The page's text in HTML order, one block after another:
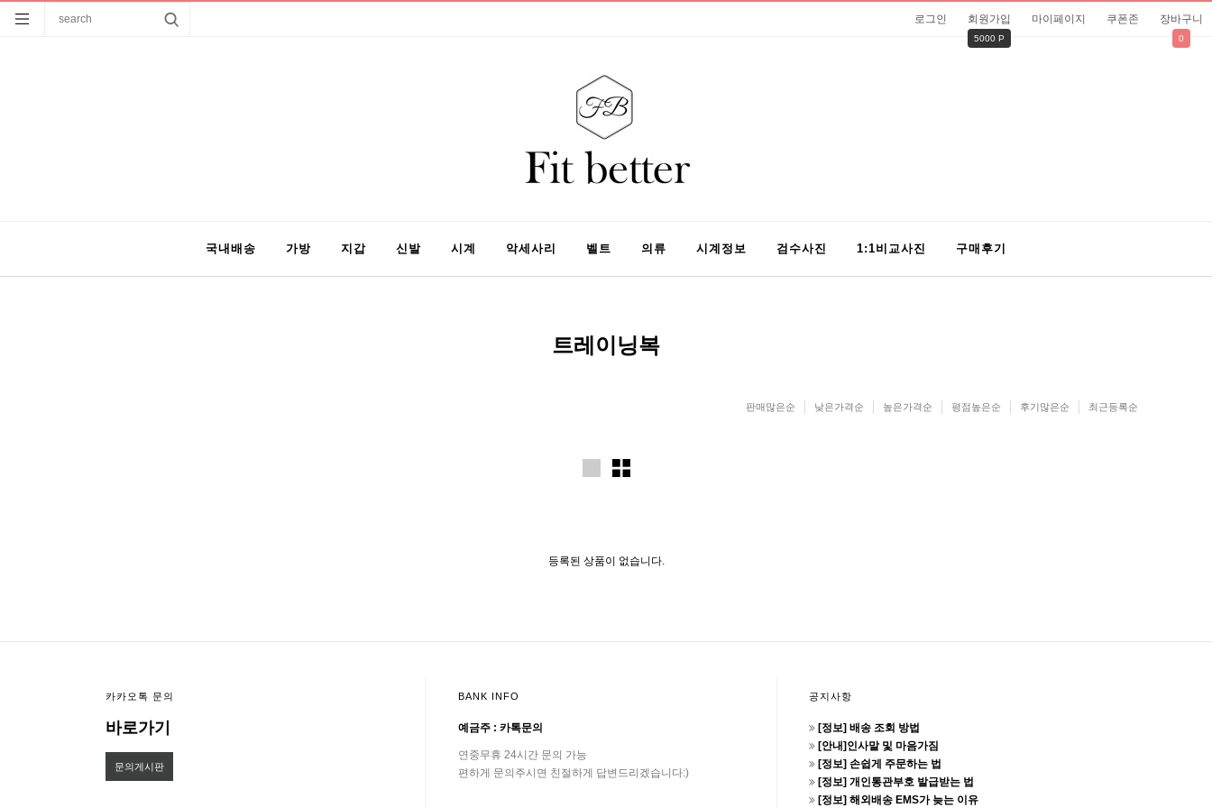
로그인 회원가입
5000 P
마이페이지 쿠폰존 장바구니
0
국내배송 가방 지갑 신발 시계 악세사리 벨트 의류 시계정보 검수사진 1:1비교사진 구매후기
트레이닝복
판매많은순 낮은가격순 높은가격순 평점높은순 후기많은순 최근등록순
등록된 상품이 없습니다.
카카오톡 문의
바로가기
문의게시판
BANK INFO
예금주 : 카톡문의
연중무휴 24시간 문의 가능
편하게 문의주시면 친절하게 답변드리겠습니다:)
공지사항
[정보] 배송 조회 방법
[안내]인사말 및 마음가짐
[정보] 손쉽게 주문하는 법
[정보] 개인통관부호 발급받는 법
[정보] 해외배송 EMS가 늦는 이유